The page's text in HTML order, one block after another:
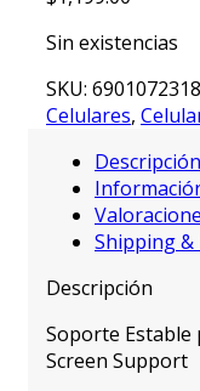
Sin existencias
SKU:
Celulares,
Descripción
Shipping &
Descripción
Soporte Estable
Screen Support